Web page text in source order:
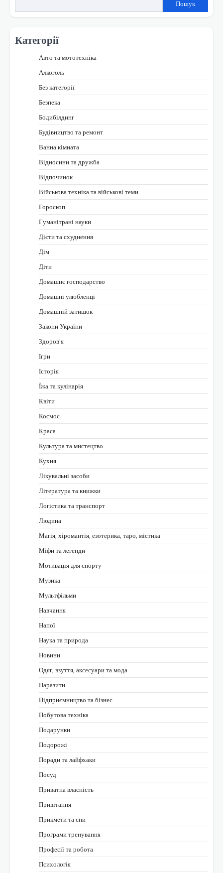
Пошук
Категорії
Авто та мототехніка
Алкоголь
Без категорії
Безпека
Бодибілдинг
Будівництво та ремонт
Ванна кімната
Відносини та дружба
Відпочинок
Військова техніка та військові теми
Гороскоп
Гуманітрані науки
Дієти та схуднення
Дім
Діти
Домашнє господарство
Домашні улюбленці
Домашній затишок
Закони України
Здоров'я
Ігри
Історія
Їжа та кулінарія
Квіти
Космос
Краса
Культура та мистецтво
Кухня
Лікувальні засоби
Література та книжки
Логістика та транспорт
Людина
Магія, хіромантія, езотерика, таро, містика
Міфи та легенди
Мотивація для спорту
Музика
Мультфільми
Навчання
Напої
Наука та природа
Новини
Одяг, взуття, аксесуари та мода
Паразити
Підприємництво та бізнес
Побутова техніка
Подарунки
Подорожі
Поради та лайфхаки
Посуд
Приватна власність
Привітання
Прикмети та сни
Програми тренування
Професії та робота
Психологія